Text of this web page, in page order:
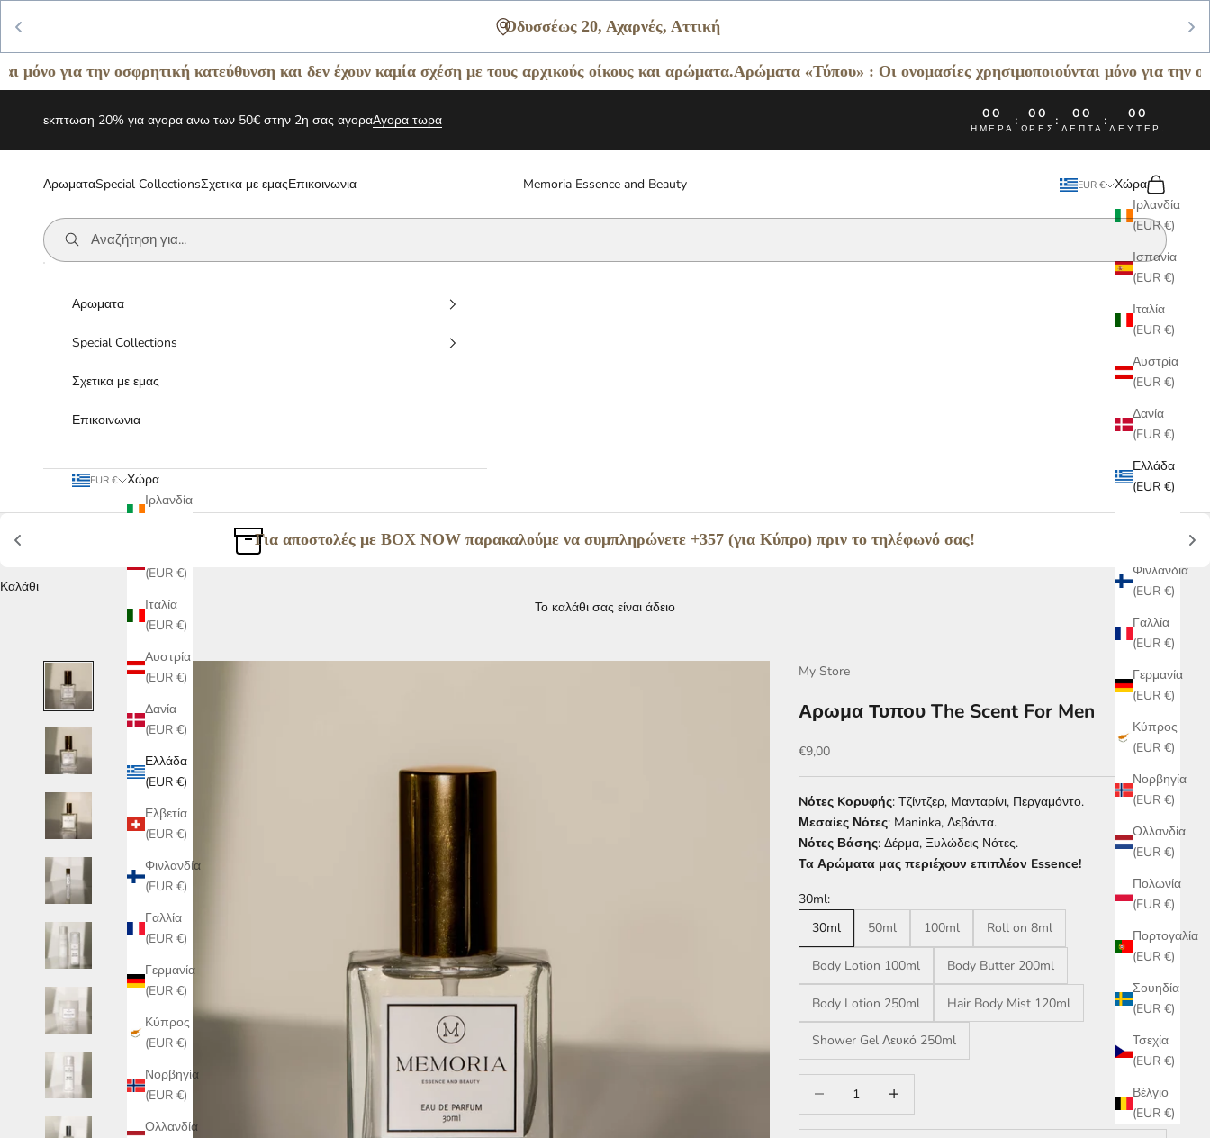
Οδυσσέως 20, Αχαρνές, Αττική
οσφρητική κατεύθυνση και δεν έχουν καμία σχέση με τους αρχικούς οίκους και αρώματα.Αρώματα «Τύπου» : Οι ονομασίες χρησιμοποιούνται μόνο για την οσφρητική
εκπτωση 20% για αγορα ανω των 50€ στην 2η σας αγοραΑγορα τωρα 00
ΗΜΈΡΑ
: 00
ΏΡΕΣ
: 00
ΛΕΠΤΆ
: 00
ΔΕΥΤΕΡ.
Memoria Essence and Beauty
ΑρωματαSpecial CollectionsΣχετικα με εμαςΕπικοινωνια EUR €
Χώρα
Ιρλανδία
(EUR €)
Ισπανία
(EUR €)
Ιταλία
(EUR €)
Αυστρία
(EUR €)
Δανία
(EUR €)
Ελλάδα
(EUR €)
Φινλανδία
(EUR €)
Γαλλία
(EUR €)
Γερμανία
(EUR €)
Κύπρος
(EUR €)
Νορβηγία
(EUR €)
Ολλανδία
(EUR €)
Πολωνία
(EUR €)
Πορτογαλία
(EUR €)
Σουηδία
(EUR €)
Τσεχία
(EUR €)
Βέλγιο
(EUR €)
Καλάθι
Αρωματα
Special Collections
Σχετικα με εμας
Επικοινωνια
EUR €
Χώρα
Ιρλανδία
(EUR €)
Ιταλία
(EUR €)
Αυστρία
(EUR €)
Δανία
(EUR €)
Ελλάδα
(EUR €)
Ελβετία
(EUR €)
Φινλανδία
(EUR €)
Γαλλία
(EUR €)
Γερμανία
(EUR €)
Κύπρος
(EUR €)
Νορβηγία
(EUR €)
Ολλανδία
Για αποστολές με BOX NOW παρακαλούμε να συμπληρώνετε +357 (για Κύπρο) πριν το τηλέφωνό σας!
Καλάθι
Το καλάθι σας είναι άδειο
My Store
Αρωμα Τυπου The Scent For Men
Τιμή πώλησης
€9,00
Nότες Kορυφής: Τζίντζερ, Μανταρίνι, Περγαμόντο.
Μεσαίες Νότες: Maninka, Λεβάντα.
Νότες Βάσης: Δέρμα, Ξυλώδεις Νότες.
Τα Αρώματα μας περιέχουν επιπλέον Essence!
30ml:
30ml
50ml 100ml Roll on 8ml
Body Lotion 100ml Body Butter 200ml
Body Lotion 250ml Hair Body Mist 120ml
Shower Gel Λευκό 250ml